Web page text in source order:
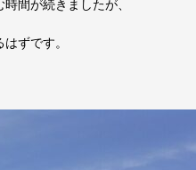
間が続きましたが、
ずです。